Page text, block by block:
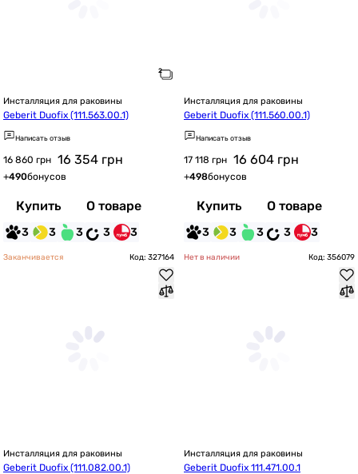
Инсталляция для раковины
Geberit Duofix (111.563.00.1)
Написать отзыв
16 860 грн 16 354 грн
+490бонусов
Купить О товаре
3 3 3 3 3
Инсталляция для раковины
Geberit Duofix (111.560.00.1)
Написать отзыв
17 118 грн 16 604 грн
+498бонусов
Купить О товаре
3 3 3 3 3
Заканчивается Код: 327164
Инсталляция для раковины
Geberit Duofix (111.082.00.1)
Нет в наличии Код: 356079
Инсталляция для раковины
Geberit Duofix 111.471.00.1